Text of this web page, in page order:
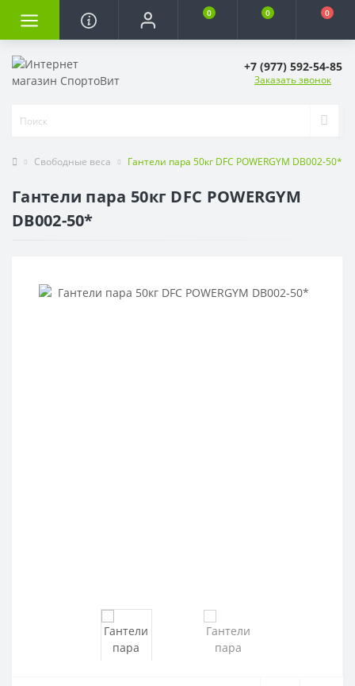
0 0 0
+7 (977) 592-54-85
Заказать звонок
Свободные веса Гантели пара 50кг DFC POWERGYM DB002-50*
Гантели пара 50кг DFC POWERGYM
DB002-50*